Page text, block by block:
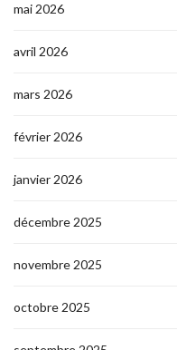
mai 2026
avril 2026
mars 2026
février 2026
janvier 2026
décembre 2025
novembre 2025
octobre 2025